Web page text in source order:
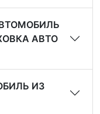
АВТО
ИЗ